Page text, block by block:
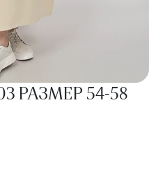
РАЗМЕР 54-58